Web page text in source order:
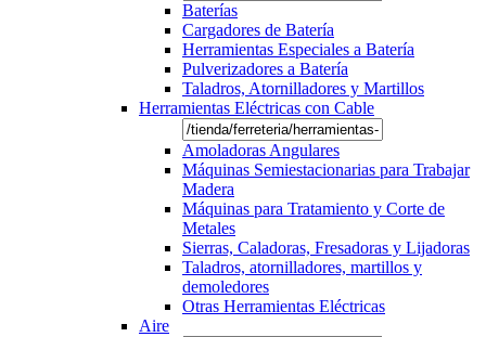
Baterías
Cargadores de Batería
Herramientas Especiales a Batería
Pulverizadores a Batería
Taladros, Atornilladores y Martillos
Herramientas Eléctricas con Cable
Amoladoras Angulares
Máquinas Semiestacionarias para Trabajar
Madera
Máquinas para Tratamiento y Corte de
Metales
Sierras, Caladoras, Fresadoras y Lijadoras
Taladros, atornilladores, martillos y
demoledores
Otras Herramientas Eléctricas
Aire